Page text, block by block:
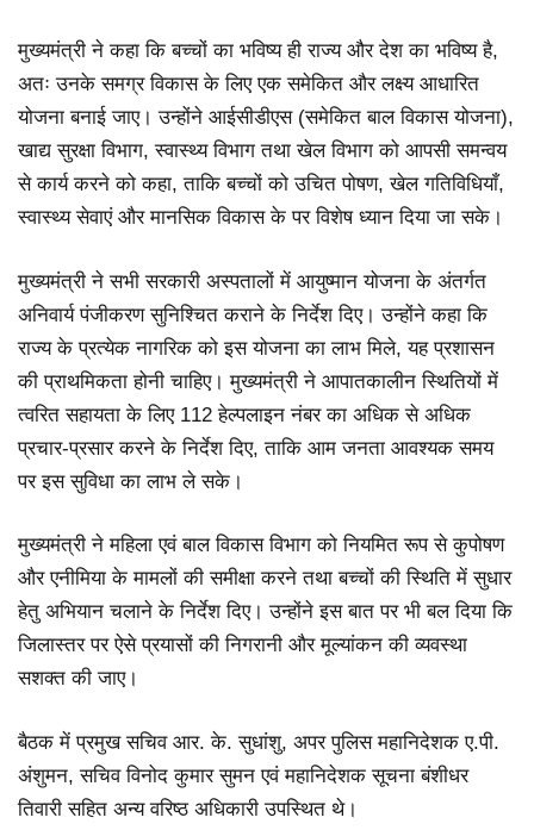
मुख्यमंत्री ने कहा कि बच्चों का भविष्य ही राज्य और देश का भविष्य है,
अतः उनके समग्र विकास के लिए एक समेकित और लक्ष्य आधारित
योजना बनाई जाए। उन्होंने आईसीडीएस (समेकित बाल विकास योजना),
खाद्य सुरक्षा विभाग, स्वास्थ्य विभाग तथा खेल विभाग को आपसी समन्वय
से कार्य करने को कहा, ताकि बच्चों को उचित पोषण, खेल गतिविधियाँ,
स्वास्थ्य सेवाएं और मानसिक विकास के पर विशेष ध्यान दिया जा सके।
मुख्यमंत्री ने सभी सरकारी अस्पतालों में आयुष्मान योजना के अंतर्गत
अनिवार्य पंजीकरण सुनिश्चित कराने के निर्देश दिए। उन्होंने कहा कि
राज्य के प्रत्येक नागरिक को इस योजना का लाभ मिले, यह प्रशासन
की प्राथमिकता होनी चाहिए। मुख्यमंत्री ने आपातकालीन स्थितियों में
त्वरित सहायता के लिए 112 हेल्पलाइन नंबर का अधिक से अधिक
प्रचार-प्रसार करने के निर्देश दिए, ताकि आम जनता आवश्यक समय
पर इस सुविधा का लाभ ले सके।
मुख्यमंत्री ने महिला एवं बाल विकास विभाग को नियमित रूप से कुपोषण
और एनीमिया के मामलों की समीक्षा करने तथा बच्चों की स्थिति में सुधार
हेतु अभियान चलाने के निर्देश दिए। उन्होंने इस बात पर भी बल दिया कि
जिलास्तर पर ऐसे प्रयासों की निगरानी और मूल्यांकन की व्यवस्था
सशक्त की जाए।
बैठक में प्रमुख सचिव आर. के. सुधांशु, अपर पुलिस महानिदेशक ए.पी.
अंशुमन, सचिव विनोद कुमार सुमन एवं महानिदेशक सूचना बंशीधर
तिवारी सहित अन्य वरिष्ठ अधिकारी उपस्थित थे।